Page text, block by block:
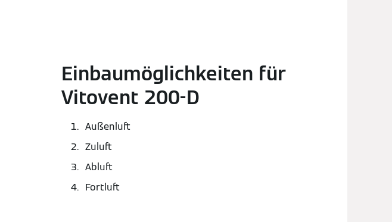
Einbaumöglichkeiten für
Vitovent 200-D
Außenluft
Zuluft
Abluft
Fortluft